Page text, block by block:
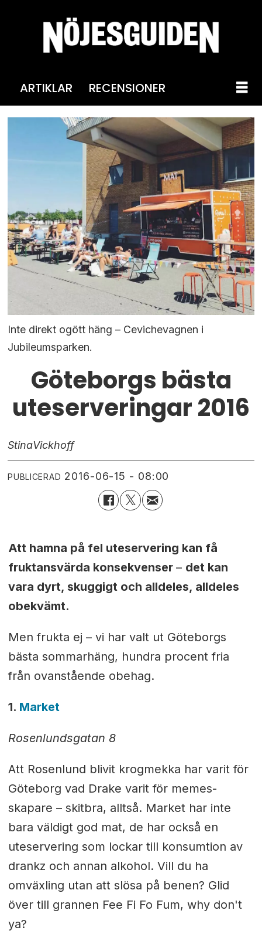
ARTIKLAR RECENSIONER
Inte direkt ogött häng – Cevichevagnen i
Jubileumsparken.
Göteborgs bästa
uteserveringar 2016
StinaVickhoff
PUBLICERAD 2016-06-15 - 08:00
Att hamna på fel uteservering kan få
fruktansvärda konsekvenser – det kan
vara dyrt, skuggigt och alldeles, alldeles
obekvämt.
Men frukta ej – vi har valt ut Göteborgs
bästa sommarhäng, hundra procent fria
från ovanstående obehag.
1. Market
Rosenlundsgatan 8
Att Rosenlund blivit krogmekka har varit för
Göteborg vad Drake varit för memes-
skapare – skitbra, alltså. Market har inte
bara väldigt god mat, de har också en
uteservering som lockar till konsumtion av
drankz och annan alkohol. Vill du ha
omväxling utan att slösa på benen? Glid
över till grannen Fee Fi Fo Fum, why don't
ya?